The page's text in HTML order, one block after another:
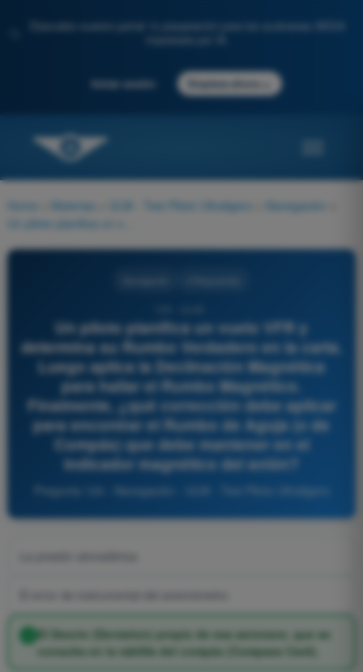
Descubre nuestro portal: tu preparación para los exámenes AESA
Iniciar sesión Empieza ahora
Home Materias ULM - Test Piloto Ultraligero Navegación
Un piloto planifica un vuelo VFR y
determina su Rumbo Verdadero en la carta.
Luego aplica la Declinación Magnética
para hallar el Rumbo Magnético.
Finalmente, ¿qué corrección debe aplicar
para encontrar el Rumbo de Aguja (o de
Compás) que debe mantener en el
indicador magnético del avión?
Pregunta 124 - Navegación - ULM - Test Piloto Ultraligero
El Desvío (Deviation) propio de esa aeronave, que se
consulta en la tablilla del compás (Compass Card).